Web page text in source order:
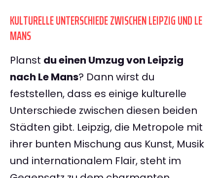
KULTURELLE UNTERSCHIEDE ZWISCHEN LEIPZIG UND LE
MANS
Planst du einen Umzug von Leipzig
nach Le Mans? Dann wirst du
feststellen, dass es einige kulturelle
Unterschiede zwischen diesen beiden
Städten gibt. Leipzig, die Metropole mit
ihrer bunten Mischung aus Kunst, Musik
und internationalem Flair, steht im